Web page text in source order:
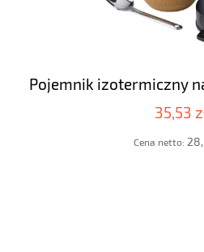
Pojemnik izotermiczny
35,53
Cena netto: